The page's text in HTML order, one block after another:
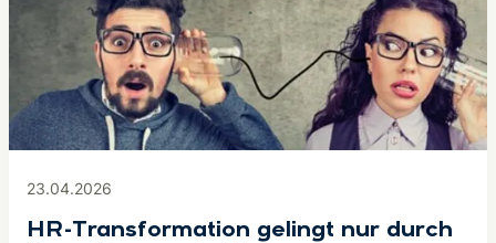
23.04.2026
HR-Transformation gelingt nur durch